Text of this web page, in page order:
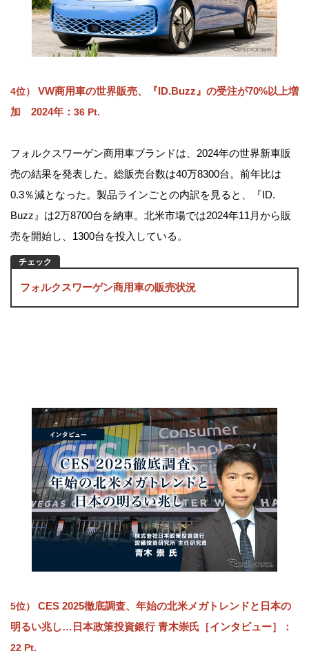
4位）
VW商用車の世界販売、『ID.Buzz』の受注が70%以上増
加 2024年 ： 36 Pt.
フォルクスワーゲン商用車ブランドは、2024年の世界新車販
売の結果を発表した。総販売台数は40万8300台。前年比は
0.3％減となった。製品ラインごとの内訳を見ると、『ID.
Buzz』は2万8700台を納車。北米市場では2024年11月から販
売を開始し、1300台を投入している。
フォルクスワーゲン商用車の販売状況
5位）
CES 2025徹底調査、年始の北米メガトレンドと日本の
明るい兆し…日本政策投資銀行 青木崇氏［インタビュー］
：
22 Pt.